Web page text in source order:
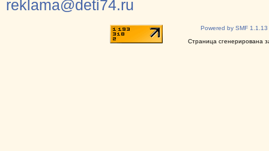
reklama@deti74.ru
Powered by SMF 1.1.13
Страница сгенерирована